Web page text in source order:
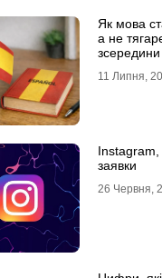
Як мова
а не
11 Липня,
Instagram,
заявки
26 Червня,